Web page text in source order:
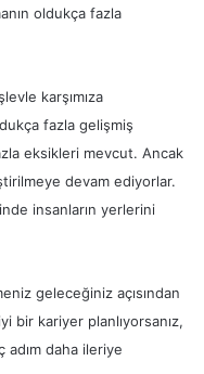
oldukça fazla
karşımıza
fazla gelişmiş
eksikleri mevcut. Ancak
devam ediyorlar.
insanların yerlerini
geleceğiniz açısından
bir kariyer planlıyorsanız,
adım daha ileriye